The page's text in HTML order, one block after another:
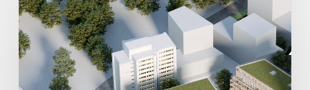
5
actes
signés
pour
créer